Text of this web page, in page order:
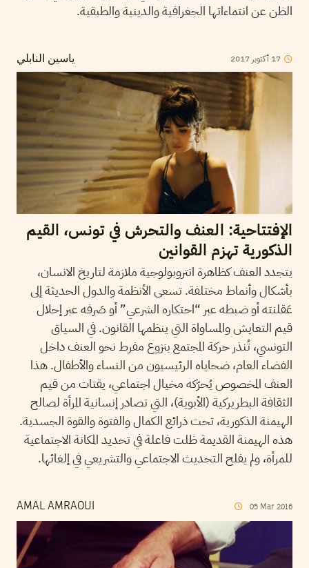
الظن عن انتماءاتها الجغرافية والدينية والطبقية.
ياسين النابلي 17 أكتوبر 2017
الإفتتاحية: العنف والتحرش في تونس، القيم
الذكورية تهزم القوانين
يتجدد العنف كظاهرة انتروبولوجية ملازمة لتاريخ الانسان،
بأشكال وأنماط مختلفة. تسعى الأنظمة والدول الحديثة إلى
عَقلنته أو ضبطه عبر “احتكاره الشرعي” أو صَرفه عبر إحلال
قيم التعايش والمساواة التي ينظمها القانون. في السياق
التونسي، تُنذر حركة المجتمع بنزوع مفرط نحو العنف داخل
الفضاء العام، ضحاياه الرئيسيون من النساء والأطفال. هذا
العنف المخصوص يُحرّكه مخيال اجتماعي، يقتات من قيم
الثقافة البطريركية (الأبوية)، التي تصادر إنسانية المرأة لصالح
الهيمنة الذكورية، تحت ذرائع الكمال والفتوة والقوة الجسدية.
هذه الهيمنة القديمة ظلت فاعلة في تحديد المكانة الاجتماعية
للمرأة، ولم يفلح التحديث الاجتماعي والتشريعي في إلغائها.
AMAL AMRAOUI 05 Mar 2016